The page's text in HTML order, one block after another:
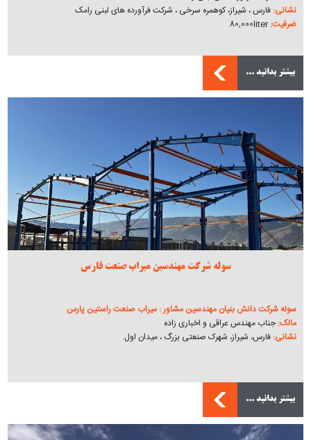
نشانی:فارس ، شیراز، کوهمره سرخی ، شرکت فرآورده های لبنی رامک
ضرفیت:80,000liter
بیشتر بدانید ...
سوله شرکت مهندسین میراب صنعت فارس
سوله شرکت دانش بنیان مهندسین مشاور : میراب صنعت راستین پارس
مالک:جناب مهندس عراقی و اخباری زاده
نشانی:فارس، شیراز، شهرک صنعتی بزرگ ، میدان اول.
بیشتر بدانید ...